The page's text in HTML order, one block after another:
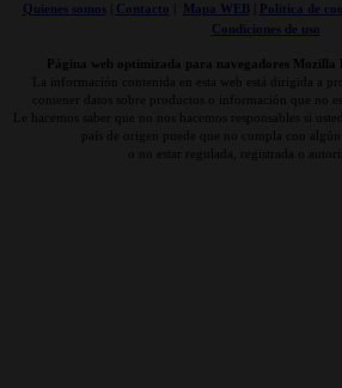
Quienes somos| Contacto Mapa WEB| Politica de
Condiciones de uso
Página web optimizada para navegadores
La información contenida en esta web está dirigida a
contener datos sobre productos o información que no
Le hacemos saber que no nos hacemos responsables si
país de origen puede que no cumpla con
o no estar regulada, registrada o